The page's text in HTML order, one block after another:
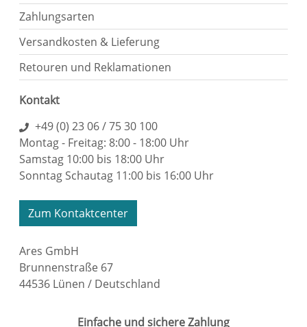
Zahlungsarten
Versandkosten & Lieferung
Retouren und Reklamationen
Kontakt
+49 (0) 23 06 / 75 30 100
Montag - Freitag: 8:00 - 18:00 Uhr
Samstag 10:00 bis 18:00 Uhr
Sonntag Schautag 11:00 bis 16:00 Uhr
Zum Kontaktcenter
Ares GmbH
Brunnenstraße 67
44536 Lünen / Deutschland
Einfache und sichere Zahlung